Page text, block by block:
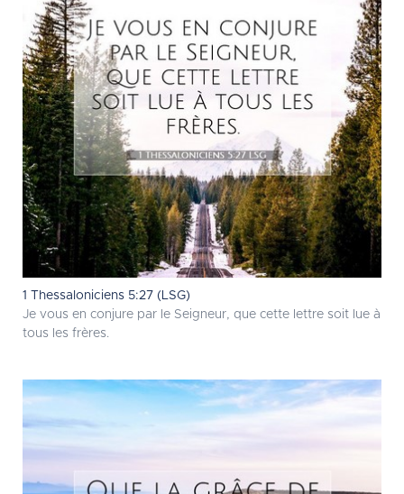
1 Thessaloniciens 5:27 (LSG)
Je vous en conjure par le Seigneur, que cette lettre soit lue à
tous les frères.